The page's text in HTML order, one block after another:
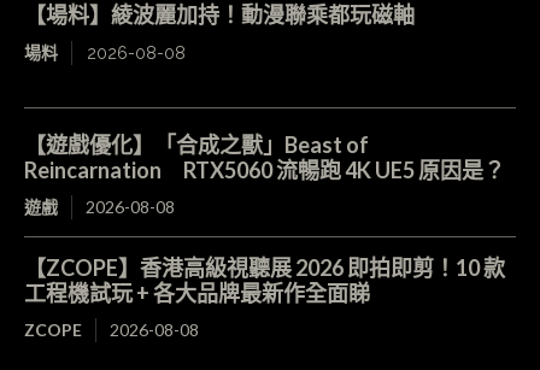
【場料】綾波麗加持！動漫聯乘都玩磁軸
場料 2026-08-08
【遊戲優化】「合成之獸」Beast of
Reincarnation RTX5060 流暢跑 4K UE5 原因是？
遊戲 2026-08-08
【ZCOPE】香港高級視聽展 2026 即拍即剪！10 款
工程機試玩 + 各大品牌最新作全面睇
ZCOPE 2026-08-08